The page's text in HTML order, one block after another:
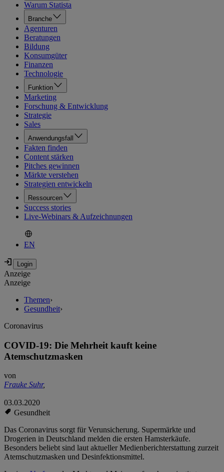
Warum Statista
Branche
Agenturen
Beratungen
Bildung
Konsumgüter
Finanzen
Technologie
Funktion
Marketing
Forschung & Entwicklung
Strategie
Sales
Anwendungsfall
Fakten finden
Content stärken
Pitches gewinnen
Märkte verstehen
Strategien entwickeln
Ressourcen
Success stories
Live-Webinars & Aufzeichnungen
EN
Anzeige
Anzeige
Themen›
Gesundheit›
Coronavirus
COVID-19: Die Mehrheit kauft keine
Atemschutzmasken
von
Frauke Suhr,
03.03.2020
Gesundheit
Das Coronavirus sorgt für Verunsicherung. Supermärkte und
Drogerien in Deutschland melden die ersten Hamsterkäufe.
Besonders beliebt sind laut aktueller Medienberichterstattung zurzeit
Atemschutzmasken und Desinfektionsmittel.